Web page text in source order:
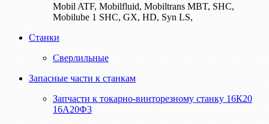
Mobil ATF, Mobilfluid, Mobiltrans MBT, SHC,
Mobilube 1 SHC, GX, HD, Syn LS,
Станки
Сверлильные
Запасные части к станкам
Запчасти к токарно-винторезному станку 16К20
16А20Ф3